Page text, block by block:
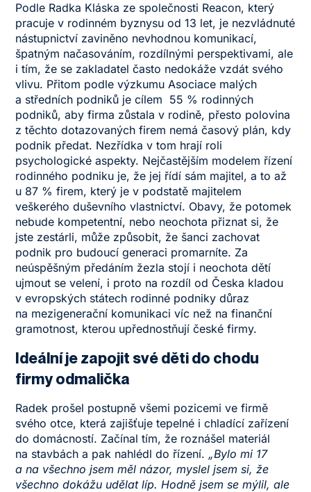
Podle Radka Kláska ze společnosti Reacon, který
pracuje v rodinném byznysu od 13 let, je nezvládnuté
nástupnictví zaviněno nevhodnou komunikací,
špatným načasováním, rozdílnými perspektivami, ale
i tím, že se zakladatel často nedokáže vzdát svého
vlivu. Přitom podle výzkumu Asociace malých
a středních podniků je cílem 55 % rodinných
podniků, aby firma zůstala v rodině, přesto polovina
z těchto dotazovaných firem nemá časový plán, kdy
podnik předat. Nezřídka v tom hrají roli
psychologické aspekty. Nejčastějším modelem řízení
rodinného podniku je, že jej řídí sám majitel, a to až
u 87 % firem, který je v podstatě majitelem
veškerého duševního vlastnictví. Obavy, že potomek
nebude kompetentní, nebo neochota přiznat si, že
jste zestárli, může způsobit, že šanci zachovat
podnik pro budoucí generaci promarníte. Za
neúspěšným předáním žezla stojí i neochota dětí
ujmout se velení, i proto na rozdíl od Česka kladou
v evropských státech rodinné podniky důraz
na mezigenerační komunikaci víc než na finanční
gramotnost, kterou upřednostňují české firmy.
Ideální je zapojit své děti do chodu
firmy odmalička
Radek prošel postupně všemi pozicemi ve firmě
svého otce, která zajišťuje tepelné i chladící zařízení
do domácností. Začínal tím, že roznášel materiál
na stavbách a pak nahlédl do řízení. „Bylo mi 17
a na všechno jsem měl názor, myslel jsem si, že
všechno dokážu udělat líp. Hodně jsem se mýlil, ale